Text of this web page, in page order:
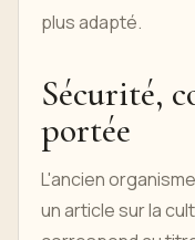
plus adapté.
Sécurité,
portée
L'ancien
un article sur la